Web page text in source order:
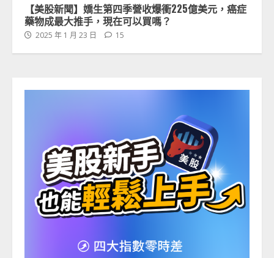
【美股新聞】嬌生第四季營收爆衝225億美元，癌症
藥物成最大推手，現在可以買嗎？
2025 年 1 月 23 日 15